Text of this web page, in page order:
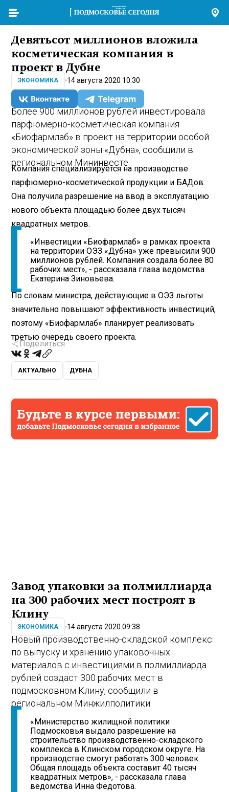
Девятьсот миллионов вложила
косметическая компания в
проект в Дубне
ЭКОНОМИКА 14 августа 2020 10:30
Более 900 миллионов рублей инвестировала
парфюмерно-косметическая компания
«Биофармлаб» в проект на территории особой
экономической зоны «Дубна», сообщили в
региональном Мининвесте.
Компания специализируется на производстве
парфюмерно-косметической продукции и БАДов.
Она получила разрешение на ввод в эксплуатацию
нового объекта площадью более двух тысяч
квадратных метров.
«Инвестиции «Биофармлаб» в рамках проекта
на территории ОЭЗ «Дубна» уже превысили 900
миллионов рублей. Компания создала более 80
рабочих мест», - рассказала глава ведомства
Екатерина Зиновьева.
По словам министра, действующие в ОЭЗ льготы
значительно повышают эффективность инвестиций,
поэтому «Биофармлаб» планирует реализовать
третью очередь своего проекта.
Поделиться
АКТУАЛЬНО ДУБНА
Завод упаковки за полмиллиарда
на 300 рабочих мест построят в
Клину
ЭКОНОМИКА 14 августа 2020 09:38
Новый производственно-складской комплекс
по выпуску и хранению упаковочных
материалов с инвестициями в полмиллиарда
рублей создаст 300 рабочих мест в
подмосковном Клину, сообщили в
региональном Минжилполитики.
«Министерство жилищной политики
Подмосковья выдало разрешение на
строительство производственно-складского
комплекса в Клинском городском округе. На
производстве смогут работать 300 человек.
Общая площадь объекта составит 40 тысяч
квадратных метров», - рассказала глава
ведомства Инна Федотова.